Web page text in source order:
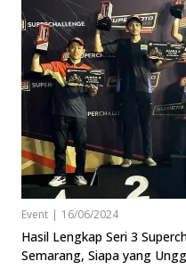
Event | 16/06/2024
Hasil Lengkap Seri 3
Semarang, Siapa yang